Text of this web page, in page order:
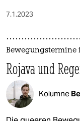
7.1.2023
Bewegungstermine
Rojava und
Kolumne